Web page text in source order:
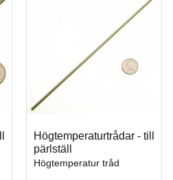
Högtemperaturtrådar - till
pärlställ
Högtemperatur tråd